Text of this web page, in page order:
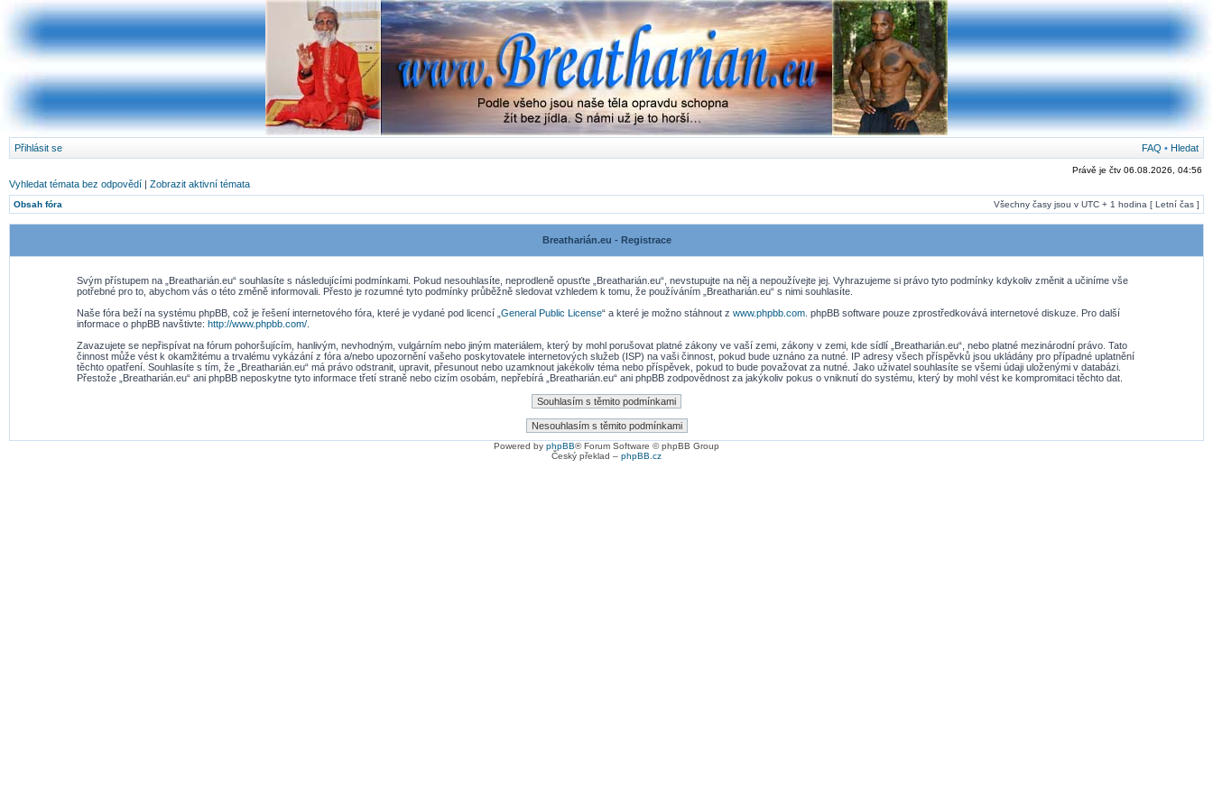
Přihlásit se FAQ • Hledat
Právě je čtv 06.08.2026, 04:56
Vyhledat témata bez odpovědí | Zobrazit aktivní témata
Obsah fóra Všechny časy jsou v UTC + 1 hodina [ Letní čas ]
Breatharián.eu - Registrace
Svým přístupem na „Breatharián.eu“ souhlasíte s následujícími podmínkami. Pokud nesouhlasíte, neprodleně opusťte „Breatharián.eu“, nevstupujte na něj a nepoužívejte jej. Vyhrazujeme si právo tyto podmínky kdykoliv změnit a učiníme vše
potřebné pro to, abychom vás o této změně informovali. Přesto je rozumné tyto podmínky průběžně sledovat vzhledem k tomu, že používáním „Breatharián.eu“ s nimi souhlasíte.
Naše fóra beží na systému phpBB, což je řešení internetového fóra, které je vydané pod licencí „ General Public License“ a které je možno stáhnout z www.phpbb.com . phpBB software pouze zprostředkovává internetové diskuze. Pro další
informace o phpBB navštivte: http://www.phpbb.com/
Zavazujete se nepřispívat na fórum pohoršujícím, hanlivým, nevhodným, vulgárním nebo jiným materiálem, který by mohl porušovat platné zákony ve vaší zemi, zákony v zemi, kde sídlí „Breatharián.eu“, nebo platné mezinárodní právo. Tato
činnost může vést k okamžitému a trvalému vykázání z fóra a/nebo upozornění vašeho poskytovatele internetových služeb (ISP) na vaši činnost, pokud bude uznáno za nutné. IP adresy všech příspěvků jsou ukládány pro případné uplatnění
těchto opatření. Souhlasíte s tím, že „Breatharián.eu“ má právo odstranit, upravit, přesunout nebo uzamknout jakékoliv téma nebo příspěvek, pokud to bude považovat za nutné. Jako uživatel souhlasíte se všemi údaji uloženými v databázi.
Přestože „Breatharián.eu“ ani phpBB neposkytne tyto informace třetí straně nebo cizím osobám, nepřebírá „Breatharián.eu“ ani phpBB zodpovědnost za jakýkoliv pokus o vniknutí do systému, který by mohl vést ke kompromitaci těchto dat.
Powered by phpBB® Forum Software © phpBB Group
Český překlad – phpBB.cz